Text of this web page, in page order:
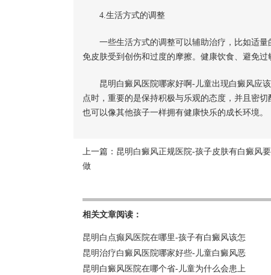
4.生活方式的调整
一些生活方式的调整可以辅助治疗，比如适量
免皮肤受到创伤和过度的摩擦。健康饮食、避免过
昆明白癜风医院哪家好啊-儿童出现白癜风应该
点时，重要的是保持积极与乐观的态度，并且密
也可以像其他孩子一样拥有健康快乐的成长环境。
上一篇： 昆明白癜风正规医院-孩子皮肤有白癜风
做
相关文章阅读：
昆明白点癫风医院在哪里-孩子有白癜风该怎
昆明治疗白癜风医院哪家好些-儿童白癜风恶
昆明白癜风医院在哪个省-儿童为什么会患上